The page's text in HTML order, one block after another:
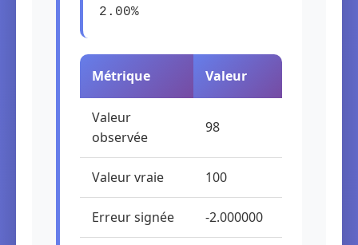
2.00%
Métrique Valeur
Valeur
observée
98
Valeur vraie 100
Erreur signée -2.000000